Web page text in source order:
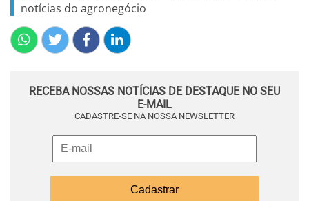
notícias do agronegócio
RECEBA NOSSAS NOTÍCIAS DE DESTAQUE NO SEU
E-MAIL
CADASTRE-SE NA NOSSA NEWSLETTER